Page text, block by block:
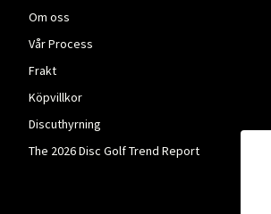
Om oss
Vår Process
Frakt
Köpvillkor
Discuthyrning
The 2026 Disc Golf Trend Report